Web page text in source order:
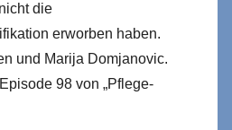
die
erworben haben.
und Marija Domjanovic.
98 von „Pflege-